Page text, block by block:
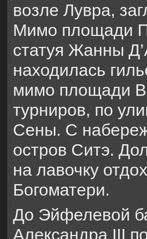
возле Лувра,
Мимо площади
статуя Жанны
находилась
мимо площади
турниров, по
Сены. С
остров Ситэ.
на лавочку
Богоматери.
До Эйфелевой
Александра ІІІ